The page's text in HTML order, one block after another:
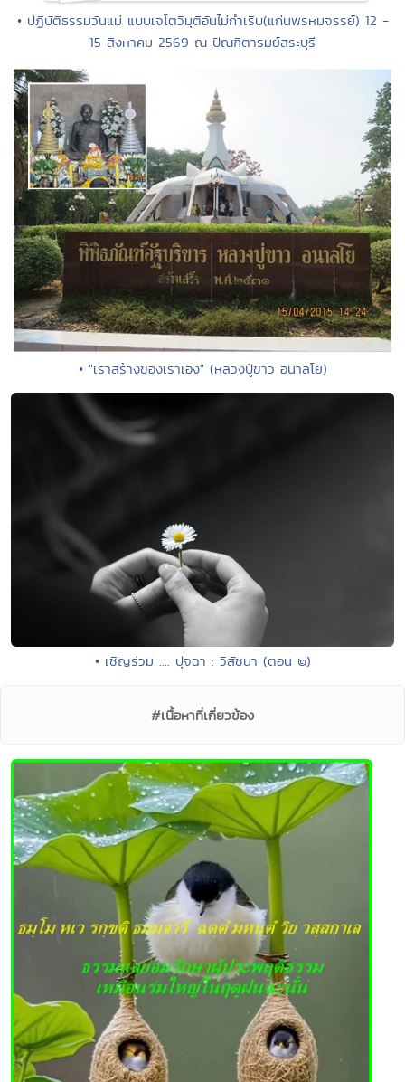
• ปฏิบัติธรรมวันแม่ แบบเจโตวิมุติอันไม่กำเริบ(แก่นพรหมจรรย์) 12 -
15 สิงหาคม 2569 ณ ปัณฑิตารมย์สระบุรี
• "เราสร้างของเราเอง" (หลวงปู่ขาว อนาลโย)
• เชิญร่วม .... ปุจฉา : วิสัชนา (ตอน ๒)
#เนื้อหาที่เกี่ยวข้อง